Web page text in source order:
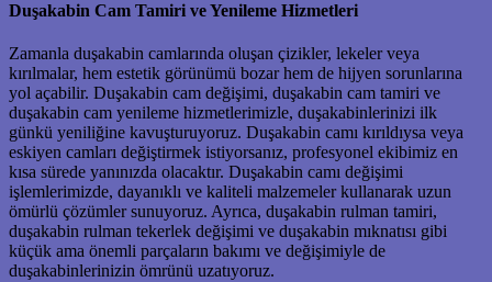
Duşakabin Cam Tamiri ve Yenileme Hizmetleri
Zamanla duşakabin camlarında oluşan çizikler, lekeler veya
kırılmalar, hem estetik görünümü bozar hem de hijyen sorunlarına
yol açabilir. Duşakabin cam değişimi, duşakabin cam tamiri ve
duşakabin cam yenileme hizmetlerimizle, duşakabinlerinizi ilk
günkü yeniliğine kavuşturuyoruz. Duşakabin camı kırıldıysa veya
eskiyen camları değiştirmek istiyorsanız, profesyonel ekibimiz en
kısa sürede yanınızda olacaktır. Duşakabin camı değişimi
işlemlerimizde, dayanıklı ve kaliteli malzemeler kullanarak uzun
ömürlü çözümler sunuyoruz. Ayrıca, duşakabin rulman tamiri,
duşakabin rulman tekerlek değişimi ve duşakabin mıknatısı gibi
küçük ama önemli parçaların bakımı ve değişimiyle de
duşakabinlerinizin ömrünü uzatıyoruz.